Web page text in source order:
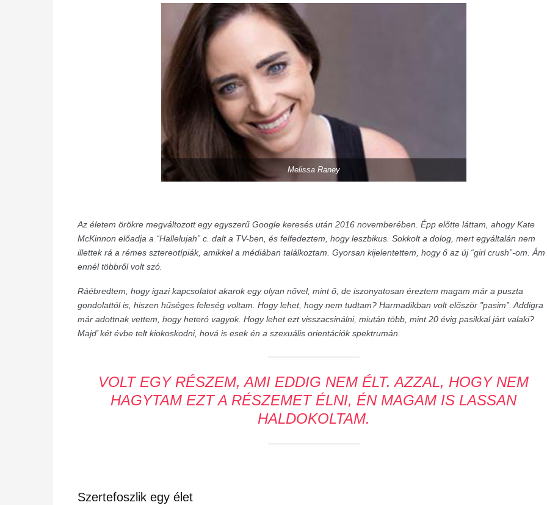
Melissa Raney
Az életem örökre megváltozott egy egyszerű Google keresés után 2016 novemberében. Épp előtte láttam, ahogy Kate
McKinnon előadja a “Hallelujah” c. dalt a TV-ben, és felfedeztem, hogy leszbikus. Sokkolt a dolog, mert egyáltalán nem
illettek rá a rémes sztereotípiák, amikkel a médiában találkoztam. Gyorsan kijelentettem, hogy ő az új “girl crush”-om. Ám
ennél többről volt szó.
Ráébredtem, hogy igazi kapcsolatot akarok egy olyan nővel, mint ő, de iszonyatosan éreztem magam már a puszta
gondolattól is, hiszen hűséges feleség voltam. Hogy lehet, hogy nem tudtam? Harmadikban volt először "pasim”. Addigra
már adottnak vettem, hogy heteró vagyok. Hogy lehet ezt visszacsinálni, miután több, mint 20 évig pasikkal járt valaki?
Majd’ két évbe telt kiokoskodni, hová is esek én a szexuális orientációk spektrumán.
VOLT EGY RÉSZEM, AMI EDDIG NEM ÉLT. AZZAL, HOGY NEM
HAGYTAM EZT A RÉSZEMET ÉLNI, ÉN MAGAM IS LASSAN
HALDOKOLTAM.
Szertefoszlik egy élet